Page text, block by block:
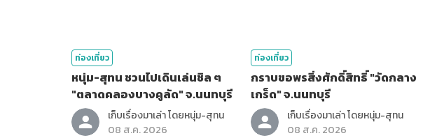
ท่องเที่ยว
หนุ่ม-สุทน ชวนไปเดินเล่นชิล ๆ
"ตลาดคลองบางคูลัด" จ.นนทบุรี
เก็บเรื่องมาเล่า โดยหนุ่ม-สุทน
08 ส.ค. 2026
ท่องเที่ยว
กราบขอพรสิ่งศักดิ์สิทธิ์ "วัดกลาง
เกร็ด" จ.นนทบุรี
เก็บเรื่องมาเล่า โดยหนุ่ม-สุทน
08 ส.ค. 2026